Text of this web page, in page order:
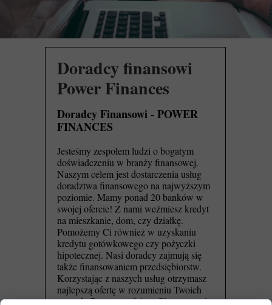
Doradcy finansowi
Power Finances
Doradcy Finansowi - POWER
FINANCES
Jesteśmy zespołem ludzi o bogatym
doświadczeniu w branży finansowej.
Naszym celem jest dostarczenia usług
doradztwa finansowego na najwyższym
poziomie. Mamy ponad 20 banków w
swojej ofercie! Z nami weźmiesz kredyt
na mieszkanie, dom, czy działkę.
Pomożemy Ci również w uzyskaniu
kredytu gotówkowego czy pożyczki
hipotecznej. Nasi doradcy zajmują się
także finansowaniem przedsiębiorstw.
Korzystając z naszych usług otrzymasz
najlepszą ofertę w rozumieniu Twoich
potrzeb. Przeprowadzimy Cię przez cały